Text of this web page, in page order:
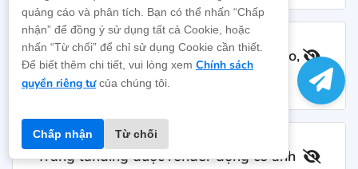
Thu thập marketing có thông lượng cao,
làm sao giảm chặn và chi phí thử lại?
Trang landing được render động có ảnh
quảng cáo và phân tích. Bạn có thể nhấn “Chấp
nhận” để đồng ý sử dụng tất cả Cookie, hoặc
nhấn “Từ chối” để chỉ sử dụng Cookie cần thiết.
Để biết thêm chi tiết, vui lòng xem Chính sách
quyền riêng tưcủa chúng tôi.
Chấp nhận Từ chối